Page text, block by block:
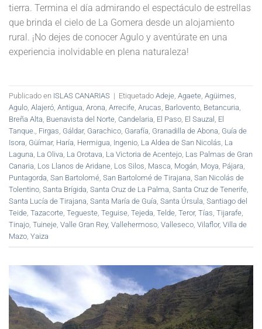
tierra. Termina el día admirando el espectáculo de estrellas
que brinda el cielo de La Gomera desde un alojamiento
rural. ¡No dejes de conocer Agulo y aventúrate en una
experiencia inolvidable en plena naturaleza!
Publicado en ISLAS CANARIAS | Etiquetado Adeje Agaete Agüimes
Agulo Alajeró Antigua Arona Arrecife Arucas Barlovento Betancuria
Breña Alta Buenavista del Norte Candelaria El Paso El Sauzal El
Tanque.
Firgas Gáldar, Garachico Garafía Granadilla de Abona Guía de
Isora Güímar, Haría Hermigua Ingenio La Aldea de San Nicolás La
Laguna La Oliva La Orotava La Victoria de Acentejo Las Palmas de Gran
Canaria Los Llanos de Aridane Los Silos Masca Mogán Moya Pájara
Puntagorda San Bartolomé San Bartolomé de Tirajana San Nicolás de
Tolentino Santa Brígida Santa Cruz de La Palma Santa Cruz de Tenerife
Santa Lucía de Tirajana Santa María de Guía Santa Úrsula Santiago del
Teide Tazacorte Tegueste Teguise Tejeda Telde Teror, Tías Tijarafe
Tinajo Tuineje Valle Gran Rey, Vallehermoso Valleseco Vilaflor, Villa de
Mazo Yaiza